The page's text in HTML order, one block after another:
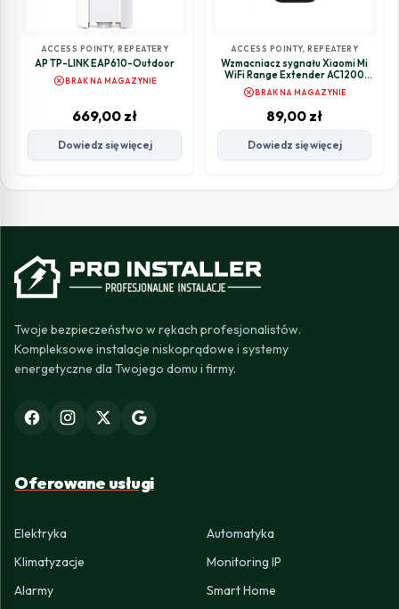
ACCESS POINTY, REPEATERY
AP TP-LINK EAP610-Outdoor
cancelBRAK NA MAGAZYNIE
669,00 zł
Dowiedz się więcej
ACCESS POINTY, REPEATERY
Wzmacniacz sygnału Xiaomi Mi
WiFi Range Extender AC1200
cancelBRAK NA MAGAZYNIE
89,00 zł
Dowiedz się więcej
Twoje bezpieczeństwo w rękach profesjonalistów.
Kompleksowe instalacje niskoprądowe i systemy
energetyczne dla Twojego domu i firmy.
Oferowane usługi
Elektryka
Automatyka
Klimatyzacje
Monitoring IP
Alarmy
Smart Home